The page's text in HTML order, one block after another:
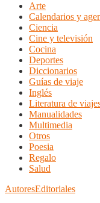
Arte
Calendarios y
Ciencia
Cine y televisión
Cocina
Deportes
Diccionarios
Guías de viaje
Inglés
Literatura de
Manualidades
Multimedia
Otros
Poesia
Regalo
Salud
AutoresEditoriales